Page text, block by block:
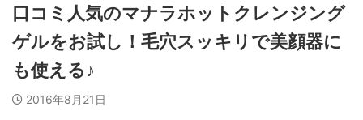
口コミ人気のマナラホットクレンジング
ゲルをお試し！毛穴スッキリで美顔器に
も使える♪
2016年8月21日